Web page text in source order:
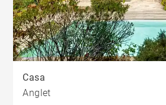
Casa
Anglet